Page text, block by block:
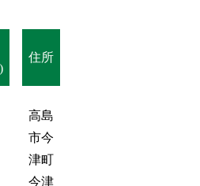
住所
高島
市今
津町
今津